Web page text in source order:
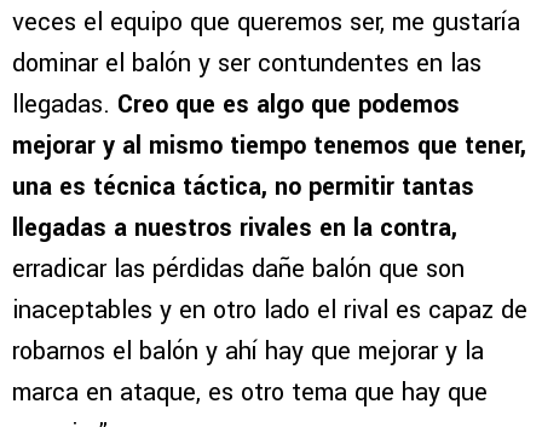
veces el equipo que queremos ser, me gustaría
dominar el balón y ser contundentes en las
llegadas. Creo que es algo que podemos
mejorar y al mismo tiempo tenemos que tener,
una es técnica táctica, no permitir tantas
llegadas a nuestros rivales en la contra,
erradicar las pérdidas dañe balón que son
inaceptables y en otro lado el rival es capaz de
robarnos el balón y ahí hay que mejorar y la
marca en ataque, es otro tema que hay que